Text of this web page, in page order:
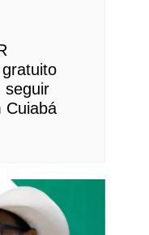
seguir
Cuiabá